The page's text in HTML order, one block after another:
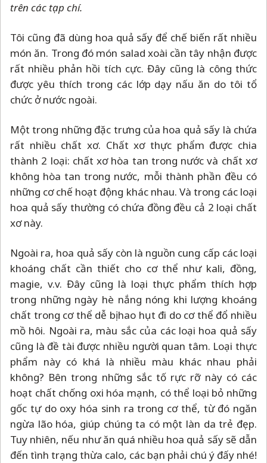
trên các tạp chí.
Tôi cũng đã dùng hoa quả sấy để chế biến rất nhiều
món ăn. Trong đó món salad xoài cần tây nhận được
rất nhiều phản hồi tích cực. Đây cũng là công thức
được yêu thích trong các lớp dạy nấu ăn do tôi tổ
chức ở nước ngoài.
Một trong những đặc trưng của hoa quả sấy là chứa
rất nhiều chất xơ. Chất xơ thực phẩm được chia
thành 2 loại: chất xơ hòa tan trong nước và chất xơ
không hòa tan trong nước, mỗi thành phần đều có
những cơ chế hoạt động khác nhau. Và trong các loại
hoa quả sấy thường có chứa đồng đều cả 2 loại chất
xơ này.
Ngoài ra, hoa quả sấy còn là nguồn cung cấp các loại
khoáng chất cần thiết cho cơ thể như kali, đồng,
magie, v.v. Đây cũng là loại thực phẩm thích hợp
trong những ngày hè nắng nóng khi lượng khoáng
chất trong cơ thể dễ bị hao hụt đi do cơ thể đổ nhiều
mồ hôi. Ngoài ra, màu sắc của các loại hoa quả sấy
cũng là đề tài được nhiều người quan tâm. Loại thực
phẩm này có khá là nhiều màu khác nhau phải
không? Bên trong những sắc tố rực rỡ này có các
hoạt chất chống oxi hóa mạnh, có thể loại bỏ những
gốc tự do oxy hóa sinh ra trong cơ thể, từ đó ngăn
ngừa lão hóa, giúp chúng ta có một làn da trẻ đẹp.
Tuy nhiên, nếu như ăn quá nhiều hoa quả sấy sẽ dẫn
đến tình trạng thừa calo, các bạn phải chú ý đấy nhé!